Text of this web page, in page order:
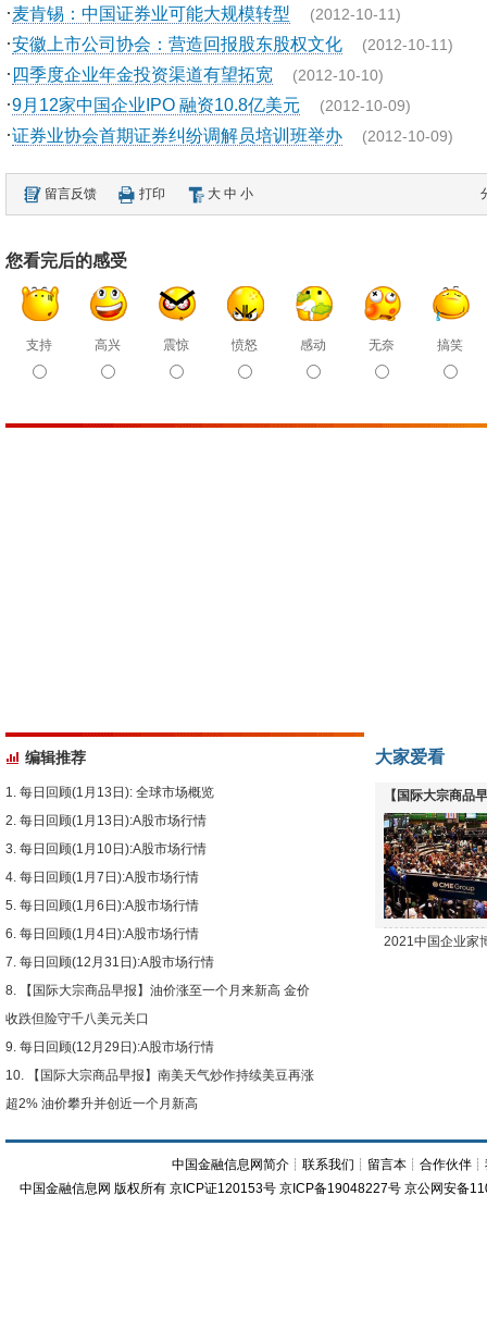
·麦肯锡：中国证券业可能大规模转型 (2012-10-11)
·安徽上市公司协会：营造回报股东股权文化 (2012-10-11)
· 四季度企业年金投资渠道有望拓宽 (2012-10-10)
·9月12家中国企业IPO 融资10.8亿美元 (2012-10-09)
·证券业协会首期证券纠纷调解员培训班举办 (2012-10-09)
留言反馈 打印 大 中 小
您看完后的感受
支持 高兴 震惊 愤怒 感动 无奈 搞笑
编辑推荐
每日回顾(1月13日): 全球市场概览
每日回顾(1月13日):A股市场行情
每日回顾(1月10日):A股市场行情
每日回顾(1月7日):A股市场行情
每日回顾(1月6日):A股市场行情
每日回顾(1月4日):A股市场行情
每日回顾(12月31日):A股市场行情
【国际大宗商品早报】油价涨至一个月来新高 金价
收跌但险守千八美元关口
每日回顾(12月29日):A股市场行情
【国际大宗商品早报】南美天气炒作持续美豆再涨
超2% 油价攀升并创近一个月新高
大家爱看
【国际大宗商品
下跌
2021中国企业家
中国金融信息网简介 ┊联系我们 ┊ 留言本 ┊合作伙伴 ┊
中国金融信息网 版权所有 京ICP证120153号 京ICP备19048227号 京公网安备